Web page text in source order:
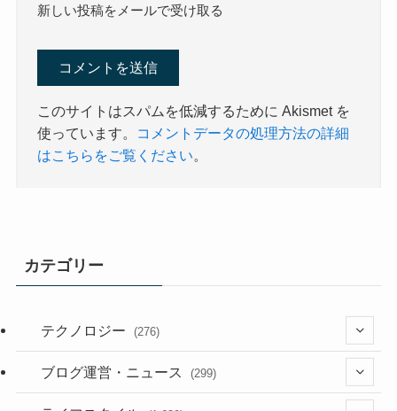
新しい投稿をメールで受け取る
このサイトはスパムを低減するために Akismet を
使っています。
コメントデータの処理方法の詳細
はこちらをご覧ください。
カテゴリー
テクノロジー (276)
(36)
(187)
ブログ運営・ニュース (299)